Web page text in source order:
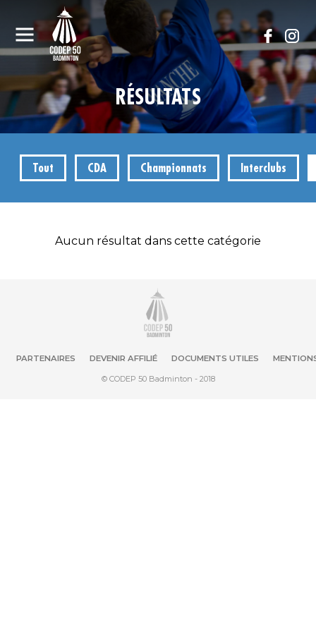
RÉSULTATS
Tout CDA Championnats Interclubs
Aucun résultat dans cette catégorie
PARTENAIRES DEVENIR AFFILIÉ DOCUMENTS UTILES
© CODEP 50 Badminton - 2018